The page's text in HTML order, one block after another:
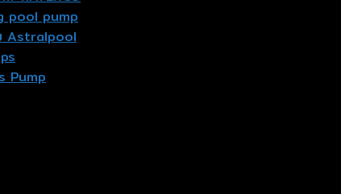
pool pump
Astralpool
Pump